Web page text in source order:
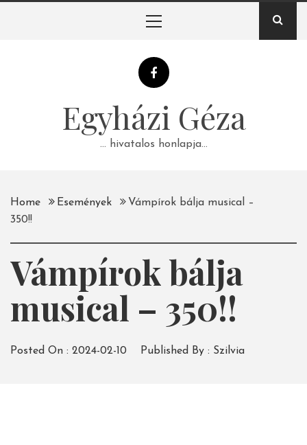
Egyházi Géza
… hivatalos honlapja…
Home Események
Vámpírok bálja musical –
350!!
Vámpírok bálja
musical – 350!!
Posted On : 2024-02-10 Published By : Szilvia